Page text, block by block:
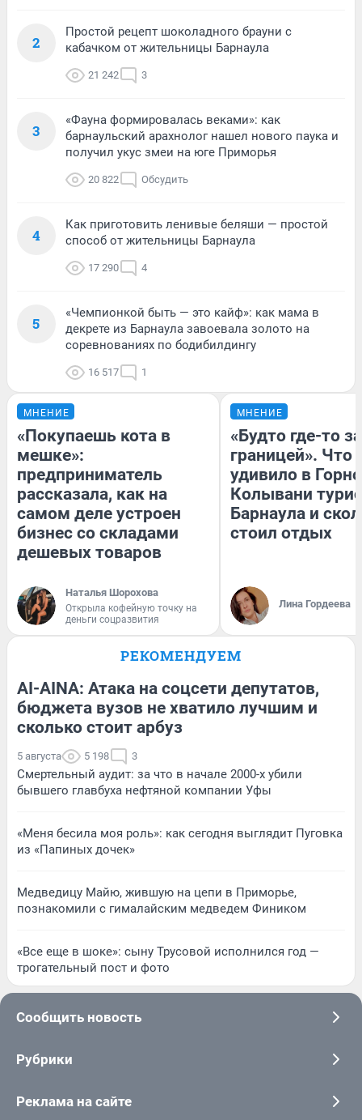
2
Простой рецепт шоколадного брауни с
кабачком от жительницы Барнаула
21 242 3
3
«Фауна формировалась веками»: как
барнаульский арахнолог нашел нового паука и
получил укус змеи на юге Приморья
20 822 Обсудить
4
Как приготовить ленивые беляши — простой
способ от жительницы Барнаула
17 290 4
5
«Чемпионкой быть — это кайф»: как мама в
декрете из Барнаула завоевала золото на
соревнованиях по бодибилдингу
16 517 1
МНЕНИЕ
«Покупаешь кота в
мешке»:
предприниматель
рассказала, как на
самом деле устроен
бизнес со складами
дешевых товаров
Наталья Шорохова
Открыла кофейную точку на
деньги соцразвития
МНЕНИЕ
«Будто где-то за
границей». Что
удивило в
Колывани
Барнаула и
стоил отдых
Лина Гордеева
РЕКОМЕНДУЕМ
AI-AINA: Атака на соцсети депутатов,
бюджета вузов не хватило лучшим и
сколько стоит арбуз
5 августа 5 198 3
Смертельный аудит: за что в начале 2000-х убили
бывшего главбуха нефтяной компании Уфы
«Меня бесила моя роль»: как сегодня выглядит Пуговка
из «Папиных дочек»
Медведицу Майю, жившую на цепи в Приморье,
познакомили с гималайским медведем Фиником
«Все еще в шоке»: сыну Трусовой исполнился год —
трогательный пост и фото
Сообщить новость
Рубрики
Реклама на сайте